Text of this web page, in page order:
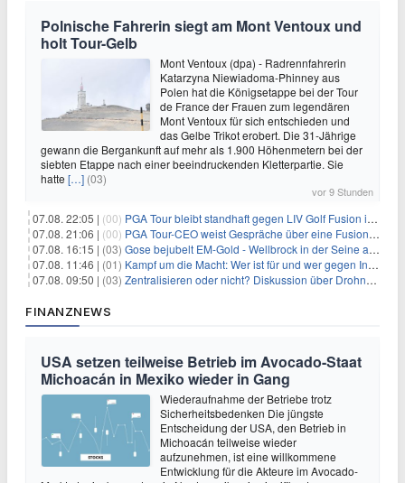
Polnische Fahrerin siegt am Mont Ventoux und
holt Tour-Gelb
Mont Ventoux (dpa) - Radrennfahrerin
Katarzyna Niewiadoma-Phinney aus
Polen hat die Königsetappe bei der Tour
de France der Frauen zum legendären
Mont Ventoux für sich entschieden und
das Gelbe Trikot erobert. Die 31-Jährige
gewann die Bergankunft auf mehr als 1.900 Höhenmetern bei der
siebten Etappe nach einer beeindruckenden Kletterpartie. Sie
hatte […] (03)
vor 9 Stunden
07.08. 22:05 | (00) PGA Tour bleibt standhaft gegen LIV Golf Fusion in einem sich wandelnden Sportumfeld
07.08. 21:06 | (00) PGA Tour-CEO weist Gespräche über eine Fusion mit LIV Golf zurück und bekräftigt die Wettbewerbslandschaft
07.08. 16:15 | (03) Gose bejubelt EM-Gold - Wellbrock in der Seine ausgebremst
07.08. 11:46 | (01) Kampf um die Macht: Wer ist für und wer gegen Infantino?
07.08. 09:50 | (03) Zentralisieren oder nicht? Diskussion über Drohnenabwehr
FINANZNEWS
USA setzen teilweise Betrieb im Avocado-Staat
Michoacán in Mexiko wieder in Gang
Wiederaufnahme der Betriebe trotz
Sicherheitsbedenken Die jüngste
Entscheidung der USA, den Betrieb in
Michoacán teilweise wieder
aufzunehmen, ist eine willkommene
Entwicklung für die Akteure im Avocado-